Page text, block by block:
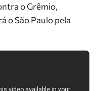
o Grêmio,
o São Paulo pela